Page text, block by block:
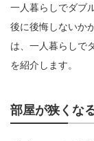
一人暮らしでダブ
後に後悔しないか
は、一人暮らしで
を紹介します。
部屋が狭くな